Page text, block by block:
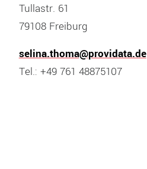
Tullastr. 61
79108 Freiburg
selina.thoma@providata.de
Tel.: +49 761 48875107